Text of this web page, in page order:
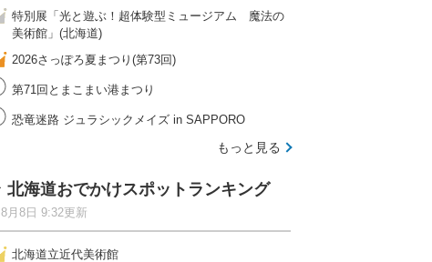
特別展「光と遊ぶ！超体験型ミュージアム 魔法の
美術館」(北海道)
2026さっぽろ夏まつり(第73回)
第71回とまこまい港まつり
恐竜迷路 ジュラシックメイズ in SAPPORO
もっと見る
北海道おでかけスポットランキング
8月8日 9:32更新
北海道立近代美術館